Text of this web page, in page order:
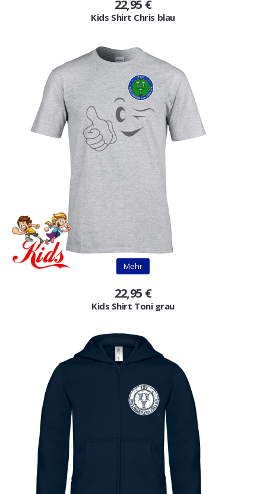
22,95 €
Kids Shirt Chris blau
Mehr
22,95 €
Kids Shirt Toni grau